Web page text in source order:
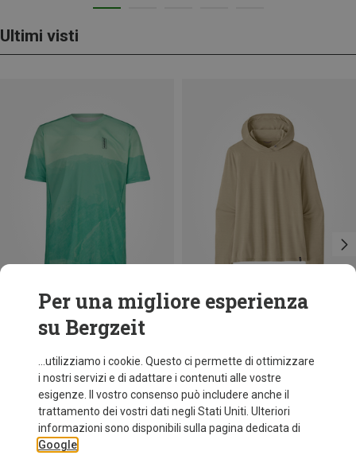
Ultimi visti
Risparmi 38%
Patagonia
74,95 €
Per una migliore esperienza
su Bergzeit
...utilizziamo i cookie. Questo ci permette di ottimizzare
i nostri servizi e di adattare i contenuti alle vostre
esigenze. Il vostro consenso può includere anche il
trattamento dei vostri dati negli Stati Uniti. Ulteriori
informazioni sono disponibili sulla pagina dedicata di
Google